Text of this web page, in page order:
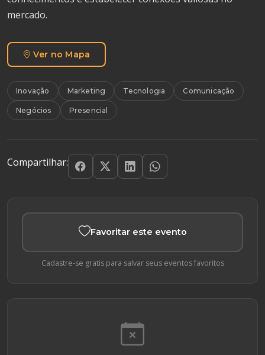
mercado.
Ver no Mapa
Inovação Marketing Tecnologia Comunicação
Negócios Presencial
Compartilhar:
Favoritar este evento
Cadastre-se gratis para salvar seus eventos favoritos